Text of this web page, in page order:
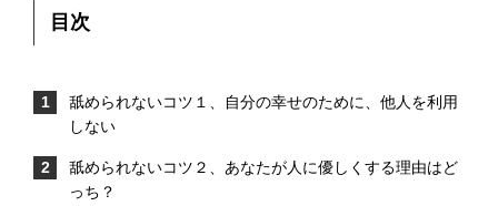
目次
舐められないコツ１、自分の幸せのために、他人を利用
しない
舐められないコツ２、あなたが人に優しくする理由はど
っち？